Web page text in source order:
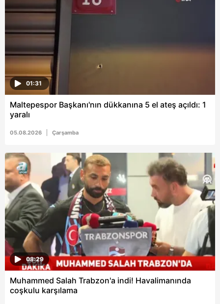
ilgili mevzuata uygun olarak kullanılan çerezlerle ilgili bilgi
almak için lütfen
01:31
Maltepespor Başkanı'nın dükkanına 5 el ateş açıldı: 1
yaralı
05.08.2026 Çarşamba
08:29
Muhammed Salah Trabzon'a indi! Havalimanında
coşkulu karşılama